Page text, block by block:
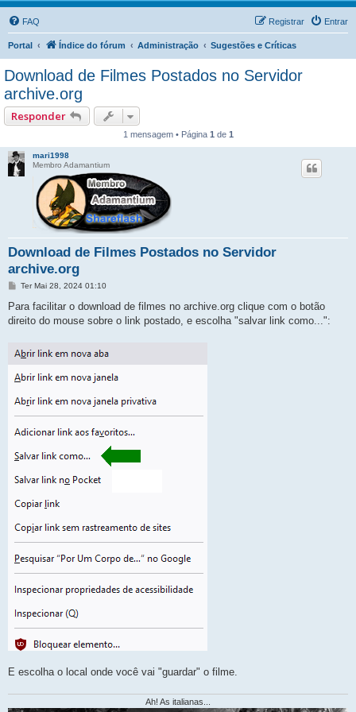
FAQ Entrar
Registrar
Portal Índice do fórum Administração Sugestões e Críticas
Download de Filmes Postados no Servidor
archive.org
Responder
1 mensagem • Página 1 de 1
mari1998
Membro Adamantium
Download de Filmes Postados no Servidor
archive.org
M
n
a
m
Ter Mai 28, 2024 01:10
Para facilitar o download de filmes no archive.org clique com o botão
direito do mouse sobre o link postado, e escolha "salvar link como...":
E escolha o local onde você vai "guardar" o filme.
Ah! As italianas...